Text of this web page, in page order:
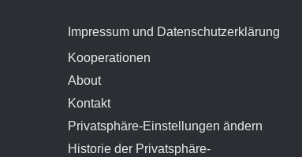
Impressum und Datenschutzerklärung
Kooperationen
About
Kontakt
Privatsphäre-Einstellungen ändern
Historie der Privatsphäre-